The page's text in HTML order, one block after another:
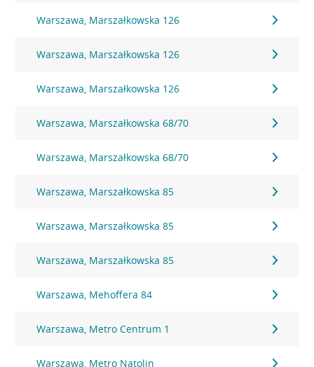
Warszawa, Marszałkowska 126
Warszawa, Marszałkowska 126
Warszawa, Marszałkowska 126
Warszawa, Marszałkowska 68/70
Warszawa, Marszałkowska 68/70
Warszawa, Marszałkowska 85
Warszawa, Marszałkowska 85
Warszawa, Marszałkowska 85
Warszawa, Mehoffera 84
Warszawa, Metro Centrum 1
Warszawa, Metro Natolin